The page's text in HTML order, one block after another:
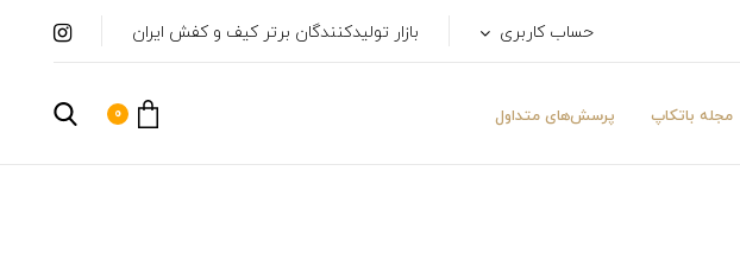
حساب کاربری بازار تولیدکنندگان برتر کیف و کفش ایران
مجله باتکاپ پرسش‌های متداول 0